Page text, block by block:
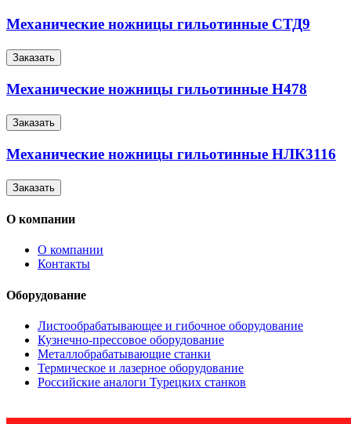
Механические ножницы гильотинные СТД9
Заказать
Механические ножницы гильотинные Н478
Заказать
Механические ножницы гильотинные НЛК3116
Заказать
О компании
О компании
Контакты
Оборудование
Листообрабатывающее и гибочное оборудование
Кузнечно-прессовое оборудование
Металлобрабатывающие станки
Термическое и лазерное оборудование
Российские аналоги Турецких станков